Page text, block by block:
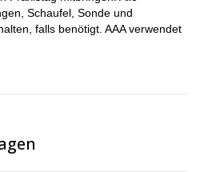
von Avalanche
Kameradenrettung und
und -vermeidung
ändernden
und deren
Schaufel, Sonde und
falls benötigt. AAA verwendet